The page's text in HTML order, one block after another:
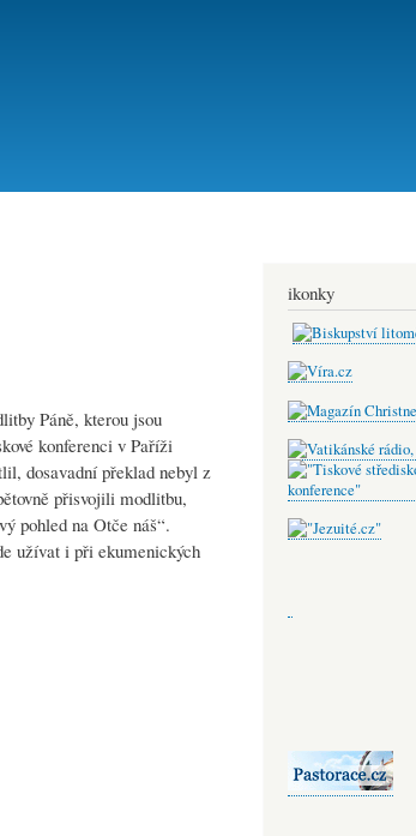
Páně, kterou jsou
konferenci v Paříži
dosavadní překlad nebyl z
přisvojili modlitbu,
pohled na Otče náš“.
užívat i při ekumenických
ikonky